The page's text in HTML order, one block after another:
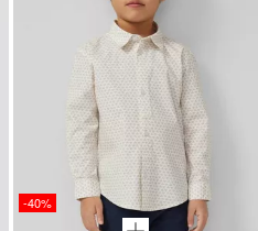
-40%